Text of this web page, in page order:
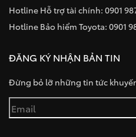
Hotline Hỗ trợ tài chính: 0901
Hotline Bảo hiểm Toyota: 0901
ĐĂNG KÝ NHẬN BẢN TIN
Đừng bỏ lỡ những tin tức